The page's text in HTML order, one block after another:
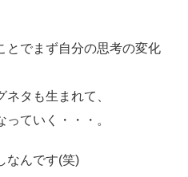
とでまず自分の思考の変化
タも生まれて、
ていく・・・。
なんです(笑)